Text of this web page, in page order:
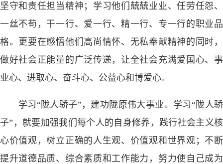
坚守和责任担当精神；学习他们兢兢业业、任劳任怨、
一丝不苟，干一行、爱一行、精一行、专一行的职业品
格。更要在感悟他们高尚情怀、无私奉献精神的同时，
做好社会正能量的广泛传递，让全社会充满爱国心、事
业心、进取心、奋斗心、公益心和博爱心。
学习“陇人骄子”，建功陇原伟大事业。学习“陇人骄
子”，就要加强我们每个人的自身修养，践行社会主义核
心价值观，树立正确的人生观、价值观和世界观；不断
提升道德品质、综合素质和工作能力，努力使自己成为